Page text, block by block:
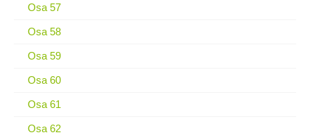
Osa 57
Osa 58
Osa 59
Osa 60
Osa 61
Osa 62